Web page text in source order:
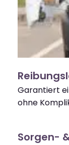
Garantiert
ohne
Sorgen-